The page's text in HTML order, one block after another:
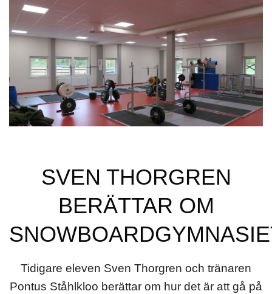
SVEN THORGREN
BERÄTTAR OM
Tidigare eleven Sven Thorgren och tränaren
Pontus Ståhlkloo berättar om hur det är att gå på